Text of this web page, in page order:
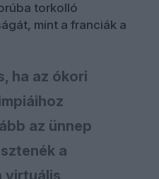
torkolló
mint a franciák a
ha az ókori
az ünnep
a